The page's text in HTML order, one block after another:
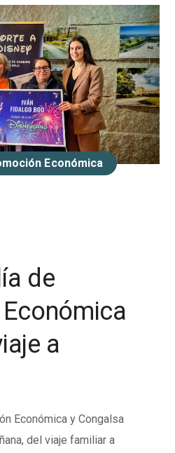
Económica
de
a
Económica y Congalsa
del viaje familiar a